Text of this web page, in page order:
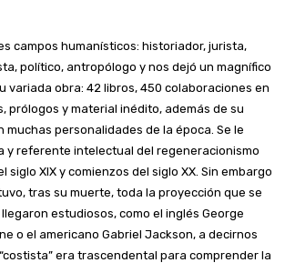
campos humanísticos: historiador, jurista,
político, antropólogo y nos dejó un magnífico
variada obra: 42 libros, 450 colaboraciones en
prólogos y material inédito, además de su
muchas personalidades de la época. Se le
y referente intelectual del regeneracionismo
siglo XIX y comienzos del siglo XX. Sin embargo
tras su muerte, toda la proyección que se
estudiosos, como el inglés George
o el americano Gabriel Jackson, a decirnos
era trascendental para comprender la